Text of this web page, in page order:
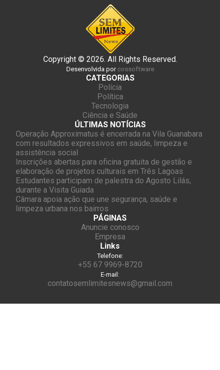
Copyright © 2026. All Rights Reserved.
Desenvolvida por cossoftware
CATEGORIAS
Polícia
Política
Tecnologia
Ciência e Saúde
ÚLTIMAS NOTÍCIAS
Operação Approximatus é encerrada na Vila Guanabara
com resultados expressivos em saúde, limpeza e
assistência social
Inscrições abertas para oficina gratuita de gestão e
elaboração de projetos culturais em Três Lagoas
Estudantes participam de palestra do Agosto Lilás,
durante a Visita Guiada
Câmara apoia ação que une segurança, saúde e
limpeza urbana nos bairros
PÁGINAS
Anuncie conosco
Empresa
Links
Telefone:
+55 67 9969-8720
E-mail:
contatosemlimitesnews@gmail.com